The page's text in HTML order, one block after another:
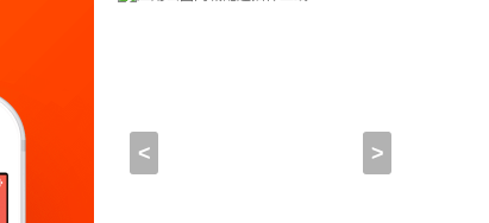
2021-01-27 09:30:00
< >